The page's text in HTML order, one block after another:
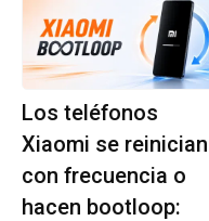
Los teléfonos
Xiaomi se reinician
con frecuencia o
hacen bootloop: